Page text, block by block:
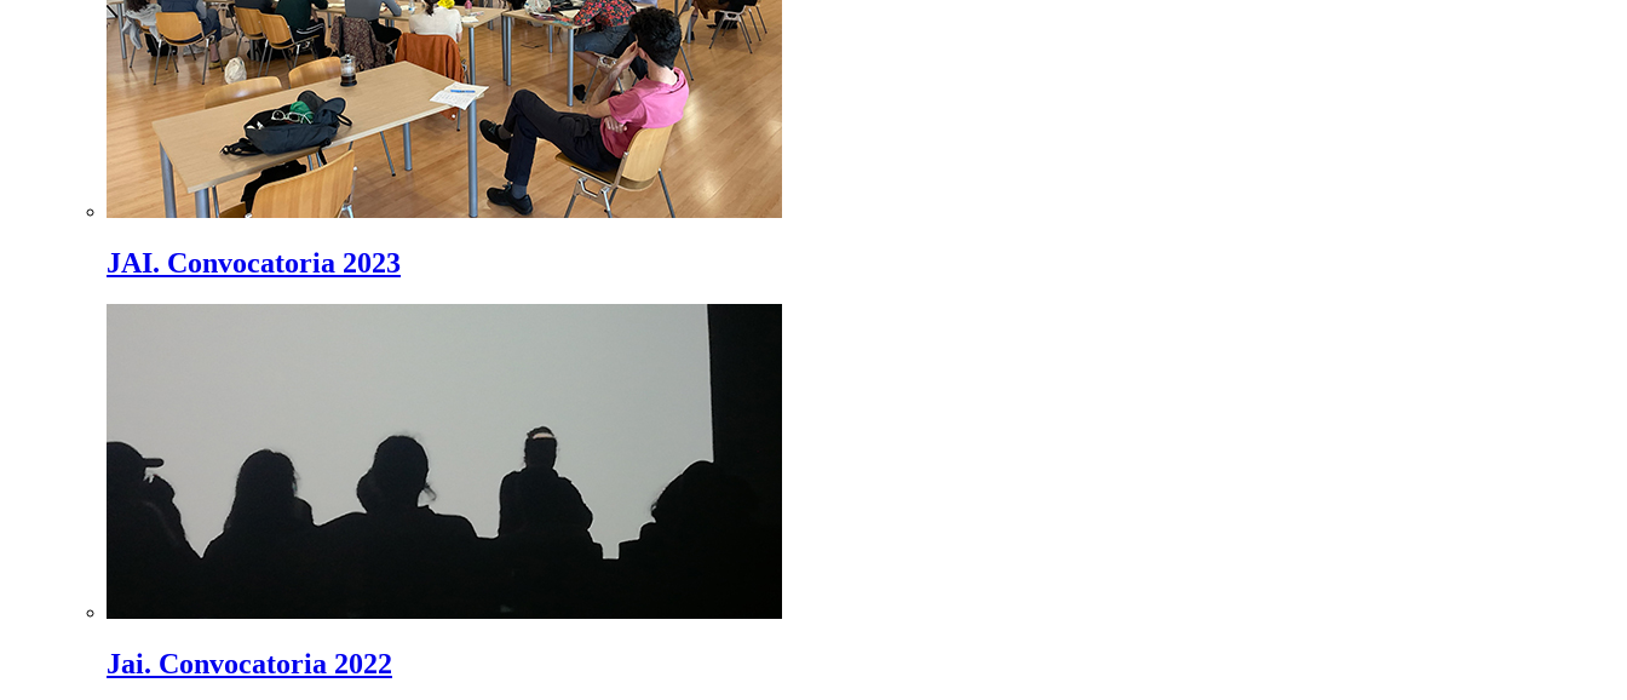
JAI. Convocatoria 2023
Jai. Convocatoria 2022